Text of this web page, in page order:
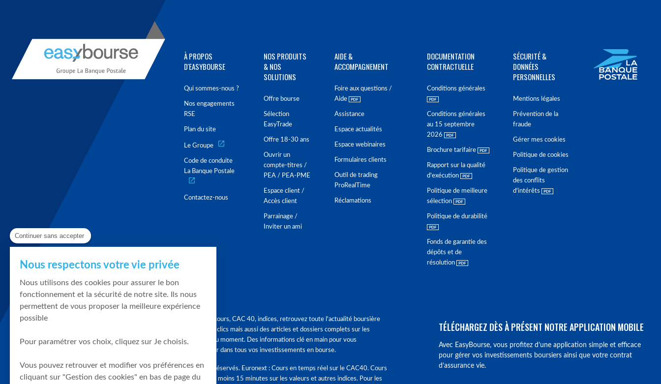
À PROPOS
D'EASYBOURSE
Qui sommes-nous ?
Nos engagements
RSE
Plan du site
Le Groupe
Code de conduite
La Banque Postale
Contactez-nous
NOS PRODUITS
& NOS
SOLUTIONS
Offre bourse
Sélection
EasyTrade
Offre 18-30 ans
Ouvrir un
compte-titres /
PEA / PEA-PME
Espace client /
Accès client
Parrainage /
Inviter un ami
AIDE &
ACCOMPAGNEMENT
Foire aux questions /
Aide
Assistance
Espace actualités
Espace webinaires
Formulaires clients
Outil de trading
ProRealTime
Réclamations
DOCUMENTATION
CONTRACTUELLE
Conditions générales
Conditions générales
au 15 septembre
2026
Brochure tarifaire
Rapport sur la qualité
d'exécution
Politique de meilleure
sélection
Politique de durabilité
Fonds de garantie des
dépôts et de
résolution
SÉCURITÉ &
DONNÉES
PERSONNELLES
Mentions légales
Prévention de la
fraude
Gérer mes cookies
Politique de cookies
Politique de gestion
des conflits
d'intérêts
Graphique, cours, CAC 40, indices, retrouvez toute l'actualité boursière
en quelques clics mais aussi des articles et dossiers complets sur les
tendances du moment. Des informations clé en main pour vous
accompagner dans tous vos investissements en bourse.
Tous droits réservés. Euronext : Cours en temps réel sur le CAC40. Cours
différés d'au moins 15 minutes sur les valeurs et autres indices. Pour les
TÉLÉCHARGEZ DÈS À PRÉSENT NOTRE APPLICATION MOBILE
Avec EasyBourse, vous profitez d’une application simple et efficace
pour gérer vos investissements boursiers ainsi que votre contrat
d’assurance vie.
Continuer sans accepter
Nous respectons votre vie privée
Nous utilisons des cookies pour assurer le bon
fonctionnement et la sécurité de notre site. Ils nous
permettent de vous proposer la meilleure expérience
possible
Pour paramétrer vos choix, cliquez sur Je choisis.
Vous pouvez retrouver et modifier vos préférences en
cliquant sur "Gestion des cookies" en bas de page du